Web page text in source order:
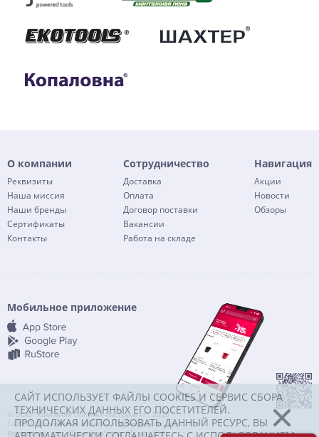
О компании
Реквизиты
Наша миссия
Наши бренды
Сертификаты
Контакты
Сотрудничество
Доставка
Оплата
Договор поставки
Вакансии
Работа на складе
Навигация
Акции
Новости
Обзоры
Мобильное приложение
© ООО "Компания Политех-инструмент", 2026
142072, Московская область, г. Домодедово, мкр.
Востряково, тер. "Триколор", стр. 15, оф. 303
САЙТ ИСПОЛЬЗУЕТ ФАЙЛЫ COOKIES И СЕРВИС СБОРА
ТЕХНИЧЕСКИХ ДАННЫХ ЕГО ПОСЕТИТЕЛЕЙ.
ПРОДОЛЖАЯ ИСПОЛЬЗОВАТЬ ДАННЫЙ РЕСУРС, ВЫ